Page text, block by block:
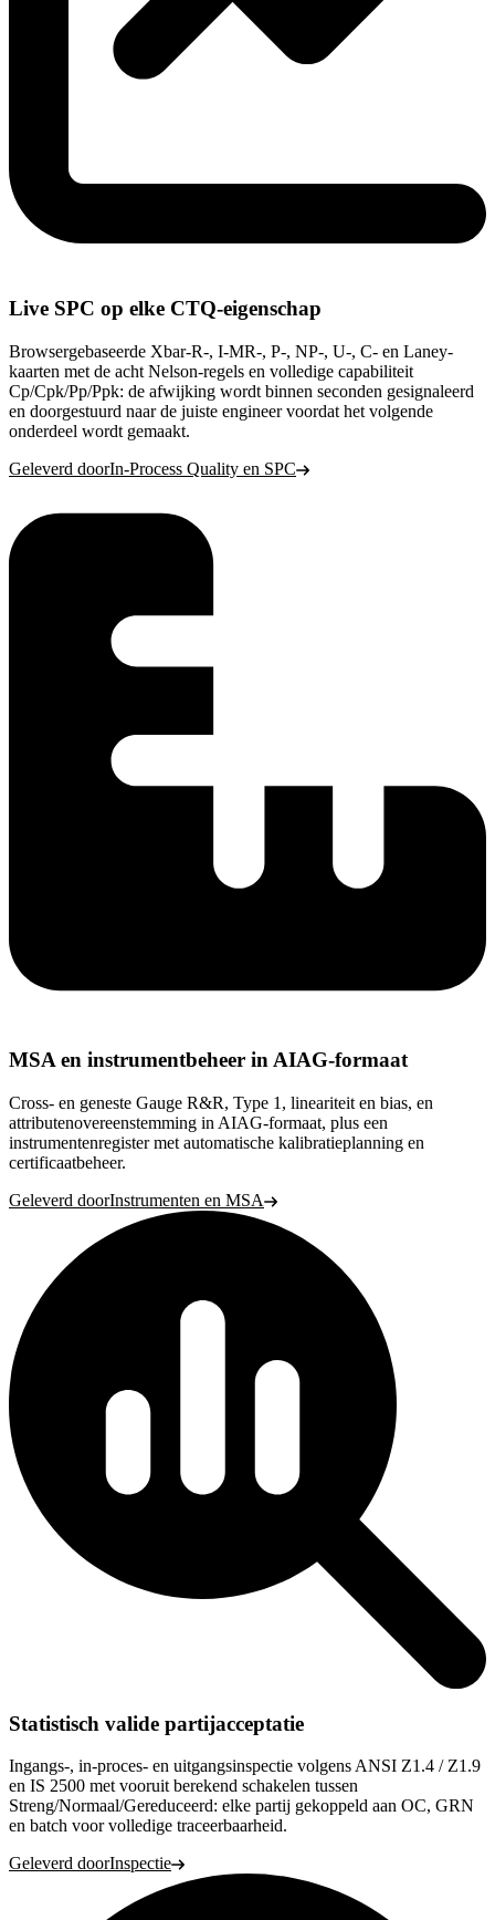
Live SPC op elke CTQ-eigenschap
Browsergebaseerde Xbar-R-, I-MR-, P-, NP-, U-, C- en Laney-
kaarten met de acht Nelson-regels en volledige capabiliteit
Cp/Cpk/Pp/Ppk: de afwijking wordt binnen seconden gesignaleerd
en doorgestuurd naar de juiste engineer voordat het volgende
onderdeel wordt gemaakt.
Geleverd doorIn-Process Quality en SPC
MSA en instrumentbeheer in AIAG-formaat
Cross- en geneste Gauge R&R, Type 1, lineariteit en bias, en
attributenovereenstemming in AIAG-formaat, plus een
instrumentenregister met automatische kalibratieplanning en
certificaatbeheer.
Geleverd doorInstrumenten en MSA
Statistisch valide partijacceptatie
Ingangs-, in-proces- en uitgangsinspectie volgens ANSI Z1.4 / Z1.9
en IS 2500 met vooruit berekend schakelen tussen
Streng/Normaal/Gereduceerd: elke partij gekoppeld aan OC, GRN
en batch voor volledige traceerbaarheid.
Geleverd doorInspectie